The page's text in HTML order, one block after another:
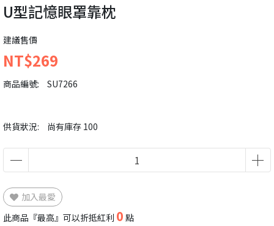
U型記憶眼罩靠枕
建議售價
NT$269
商品編號: SU7266
供貨狀況: 尚有庫存 100
加入最愛
此商品『最高』可以折抵紅利 0 點